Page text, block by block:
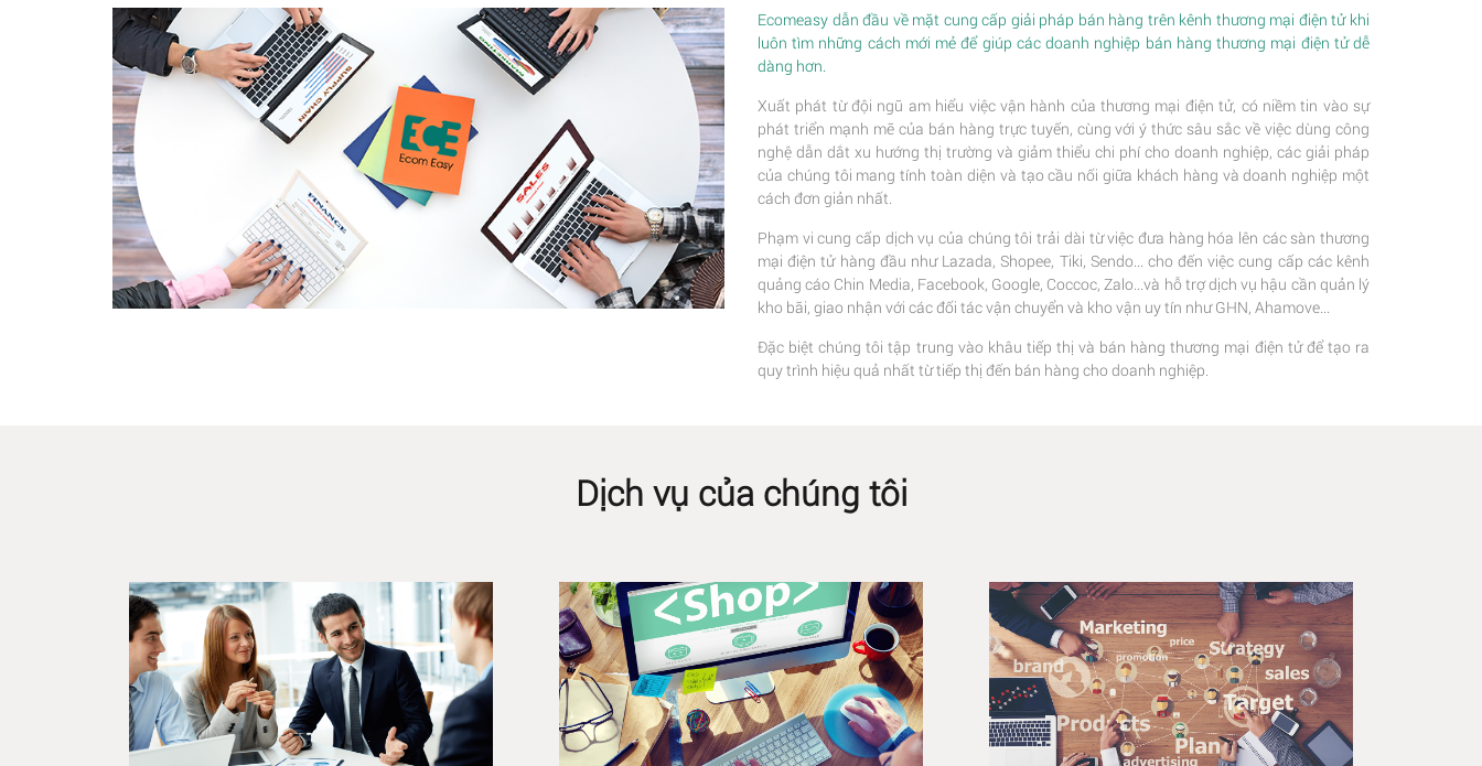
Ecomeasy dẫn đầu về mặt cung cấp giải pháp bán hàng trên kênh thương mại điện tử khi
luôn tìm những cách mới mẻ để giúp các doanh nghiệp bán hàng thương mại điện tử dễ
dàng hơn.
Xuất phát từ đội ngũ am hiểu việc vận hành của thương mại điện tử, có niềm tin vào sự
phát triển mạnh mẽ của bán hàng trực tuyến, cùng với ý thức sâu sắc về việc dùng công
nghệ dẫn dắt xu hướng thị trường và giảm thiểu chi phí cho doanh nghiệp, các giải pháp
của chúng tôi mang tính toàn diện và tạo cầu nối giữa khách hàng và doanh nghiệp một
cách đơn giản nhất.
Phạm vi cung cấp dịch vụ của chúng tôi trải dài từ việc đưa hàng hóa lên các sàn thương
mại điện tử hàng đầu như Lazada, Shopee, Tiki, Sendo... cho đến việc cung cấp các kênh
quảng cáo Chin Media, Facebook, Google, Coccoc, Zalo...và hỗ trợ dịch vụ hậu cần quản lý
kho bãi, giao nhận với các đối tác vận chuyển và kho vận uy tín như GHN, Ahamove...
Đặc biệt chúng tôi tập trung vào khâu tiếp thị và bán hàng thương mại điện tử để tạo ra
quy trình hiệu quả nhất từ tiếp thị đến bán hàng cho doanh nghiệp.
Dịch vụ của chúng tôi